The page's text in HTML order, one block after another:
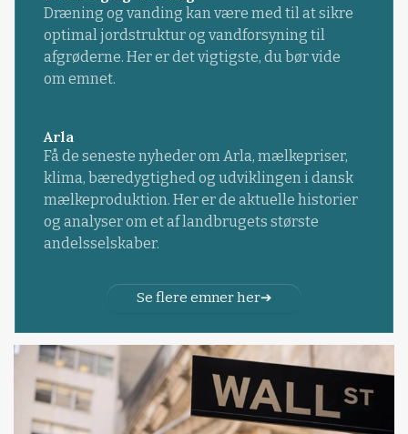
Dræning og vanding kan være med til at sikre
optimal jordstruktur og vandforsyning til
afgrøderne. Her er det vigtigste, du bør vide
om emnet.
Arla
Få de seneste nyheder om Arla, mælkepriser,
klima, bæredygtighed og udviklingen i dansk
mælkeproduktion. Her er de aktuelle historier
og analyser om et af landbrugets største
andelsselskaber.
Se flere emner her